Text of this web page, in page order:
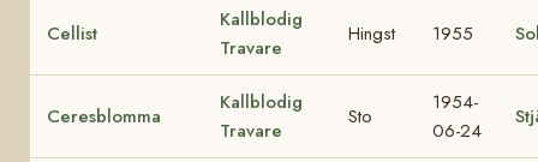
Cellist
Kallblodig
Travare
Hingst 1955
Ceresblomma
Kallblodig
Travare
Sto
1954-
06-24